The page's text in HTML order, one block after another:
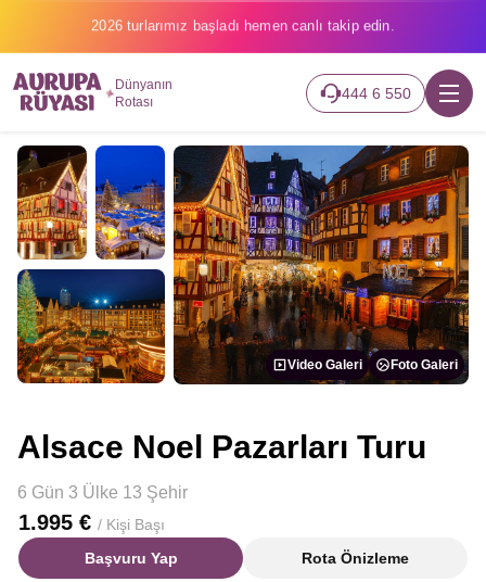
2026 turlarımız başladı hemen canlı takip edin.
Dünyanın
Rotası
444 6 550
Video Galeri Foto Galeri
Alsace Noel Pazarları Turu
6 Gün 3 Ülke 13 Şehir
1.995 € / Kişi Başı
Başvuru Yap
Rota Önizleme